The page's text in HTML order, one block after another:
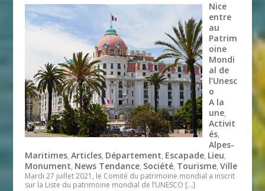
Nice
entre
au
Patrim
oine
Mondi
al de
l’Unesc
o
A la
une,
Activit
és,
Alpes-
Maritimes,Articles, Département, Escapade, Lieu,
Monument, News Tendance, Société, Tourisme,Ville
Mardi 27 juillet 2021, le Comité du patrimoine mondial a inscrit
sur la Liste du patrimoine mondial de l’UNESCO […]